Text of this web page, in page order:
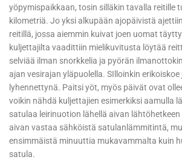
yöpymispaikkaan, tosin silläkin tavalla reitille
kilometriä. Jo yksi alkupään ajopäivistä
reitillä, jossa aiemmin kuivat joen uomat
kuljettajilta vaadittiin mielikuvitusta löytää
selviää ilman snorkkelia ja pyörän
ajan vesirajan yläpuolella. SIlloinkin
lyhennettynä. Paitsi yöt, myös päivät ovat
voikin nähdä kuljettajien esimerkiksi aamulla
satulaa leirinuotion lähellä aivan lähtöhetkeen
aivan vastaa sähköistä satulanlämmitintä,
ensimmäistä minuuttia mukavammalta kuin
satula.